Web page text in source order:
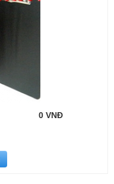
0 VNĐ